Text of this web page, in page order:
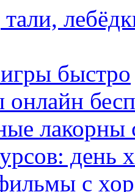
быстро
лакорны
день
с